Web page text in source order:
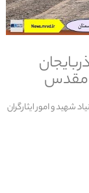
شهید و امور ایثارگران